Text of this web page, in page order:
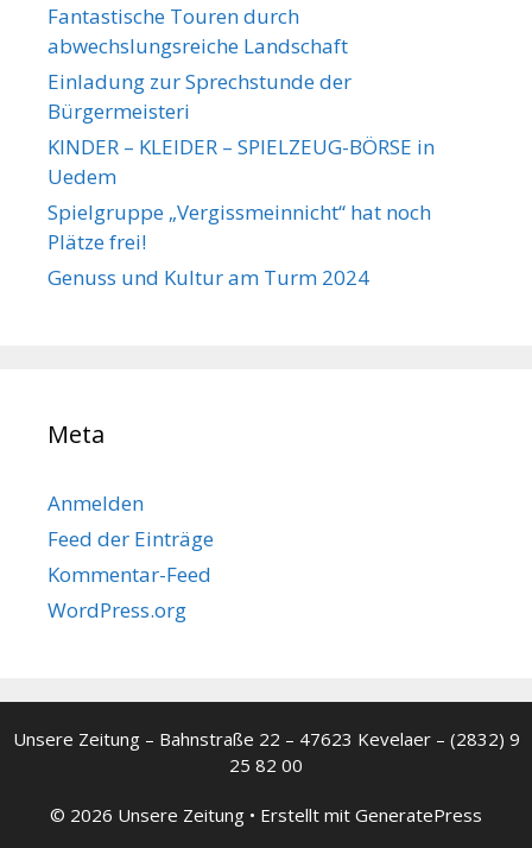
Fantastische Touren durch
abwechslungsreiche Landschaft
Einladung zur Sprechstunde der
Bürgermeisteri
KINDER – KLEIDER – SPIELZEUG-BÖRSE in
Uedem
Spielgruppe „Vergissmeinnicht“ hat noch
Plätze frei!
Genuss und Kultur am Turm 2024
Meta
Anmelden
Feed der Einträge
Kommentar-Feed
WordPress.org
Unsere Zeitung – Bahnstraße 22 – 47623 Kevelaer – (2832) 9
25 82 00
© 2026 Unsere Zeitung • Erstellt mit GeneratePress